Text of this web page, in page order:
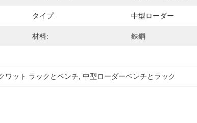
タイプ: 中型ローダー
材料: 鉄鋼
ワット ラックとベンチ , 中型ローダーベンチとラック